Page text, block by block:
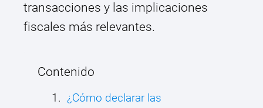
transacciones y las implicaciones
fiscales más relevantes.
Contenido
¿Cómo declarar las